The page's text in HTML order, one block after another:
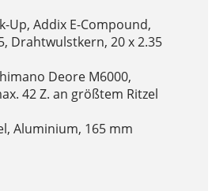
Up, Addix E-Compound,
Drahtwulstkern, 20 x 2.35
Deore M6000,
42 Z. an größtem Ritzel
Aluminium, 165 mm